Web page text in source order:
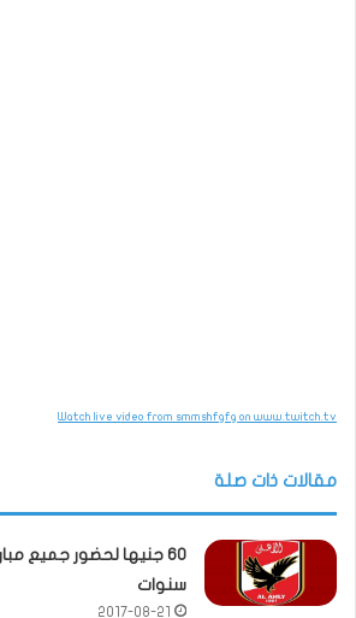
Watch live video from smmshfgfg on www.twitch.tv
مقالات ذات صلة
سنوات
2017-08-21